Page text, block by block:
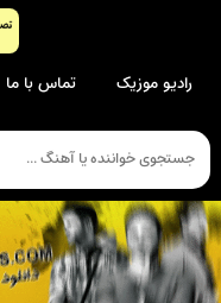
رادیو موزیک تماس با ما